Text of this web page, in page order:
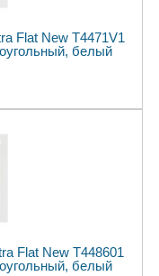
Flat New T4471V1
белый
Flat New T448601
белый